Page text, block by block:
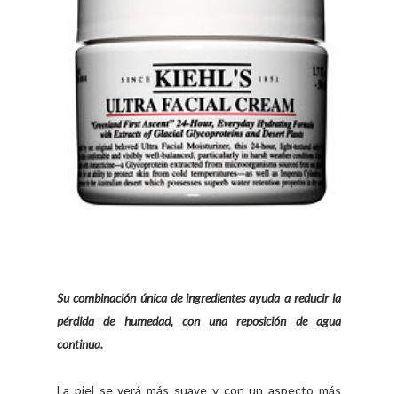
Su combinación única de ingredientes ayuda a reducir la
pérdida de humedad, con una reposición de agua
continua.
La piel se verá más suave y con un aspecto más